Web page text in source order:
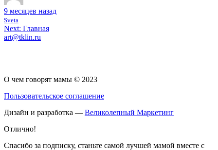
9 месяцев назад
Sveta
Навигация
по
Next: Главная
art@tklin.ru
О чем говорят мамы © 2023
Пользовательское соглашение
Дизайн и разработка — Великолепный Маркетинг
Отлично!
Спасибо за подписку, станьте самой лучшей мамой вместе с